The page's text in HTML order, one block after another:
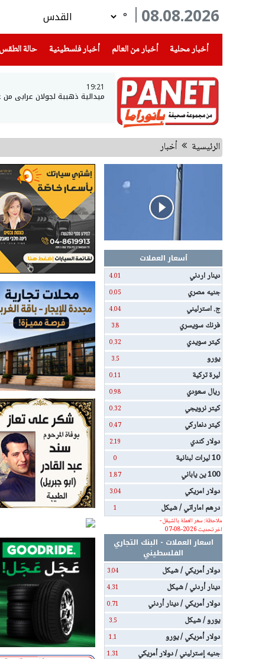
08.08.2026
°
أخبار محلية
(current) أخبار من العالم أخبار فلسطينية(current) حالة الطقس
19:21
ميدالية ذهببة لجولان عرابي
الرئيسية أخبار
أسعار العملات
دينار اردني
4.01
جنيه مصري 0.05
ج. استرليني 4.04
فرنك سويسري 3.8
كيتر سويدي 0.32
يورو 3.5
ليرة تركية 0.11
ريال سعودي 0.98
كيتر نرويجي 0.32
كيتر دنماركي 0.47
دولار كندي 2.19
10 ليرات لبنانية 0
100 ين ياباني 1.87
دولار امريكي 3.04
درهم اماراتي / شيكل
1
ملاحظة: سعر العملة بالشيقل -
اخر تحديث 2026-08-07
اسعار العملات - البنك التجاري
الفلسطيني
دولار أمريكي / شيكل
3.04
دينار أردني / شيكل 4.31
دولار أمريكي / دينار أردني 0.71
يورو / شيكل 3.5
دولار أمريكي / يورو 1.1
جنيه إسترليني / دولار أمريكي 1.31